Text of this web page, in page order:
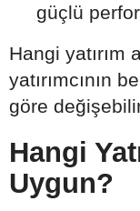
güçlü
Hangi yatırım
yatırımcının
göre
Hangi
Uygun?